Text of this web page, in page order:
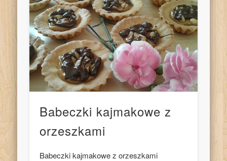
Babeczki kajmakowe z
orzeszkami
Babeczki kajmakowe z orzeszkami